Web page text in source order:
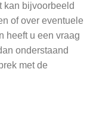
kan bijvoorbeeld
of over eventuele
heeft u een vraag
onderstaand
met de